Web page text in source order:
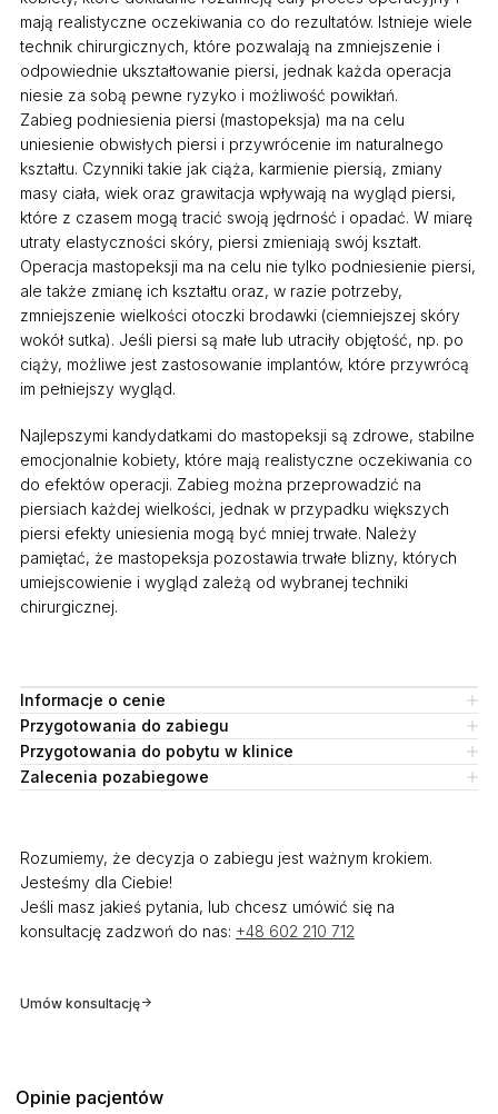
mają realistyczne oczekiwania co do rezultatów. Istnieje wiele
technik chirurgicznych, które pozwalają na zmniejszenie i
odpowiednie ukształtowanie piersi, jednak każda operacja
niesie za sobą pewne ryzyko i możliwość powikłań.
Zabieg podniesienia piersi (mastopeksja) ma na celu
uniesienie obwisłych piersi i przywrócenie im naturalnego
kształtu. Czynniki takie jak ciąża, karmienie piersią, zmiany
masy ciała, wiek oraz grawitacja wpływają na wygląd piersi,
które z czasem mogą tracić swoją jędrność i opadać. W miarę
utraty elastyczności skóry, piersi zmieniają swój kształt.
Operacja mastopeksji ma na celu nie tylko podniesienie piersi,
ale także zmianę ich kształtu oraz, w razie potrzeby,
zmniejszenie wielkości otoczki brodawki (ciemniejszej skóry
wokół sutka). Jeśli piersi są małe lub utraciły objętość, np. po
ciąży, możliwe jest zastosowanie implantów, które przywrócą
im pełniejszy wygląd.
Najlepszymi kandydatkami do mastopeksji są zdrowe, stabilne
emocjonalnie kobiety, które mają realistyczne oczekiwania co
do efektów operacji. Zabieg można przeprowadzić na
piersiach każdej wielkości, jednak w przypadku większych
piersi efekty uniesienia mogą być mniej trwałe. Należy
pamiętać, że mastopeksja pozostawia trwałe blizny, których
umiejscowienie i wygląd zależą od wybranej techniki
chirurgicznej.
Informacje o cenie
Przygotowania do zabiegu
Przygotowania do pobytu w klinice
Zalecenia pozabiegowe
Rozumiemy, że decyzja o zabiegu jest ważnym krokiem.
Jesteśmy dla Ciebie!
Jeśli masz jakieś pytania, lub chcesz umówić się na
konsultację zadzwoń do nas: +48 602 210 712
Umów konsultację
Opinie pacjentów